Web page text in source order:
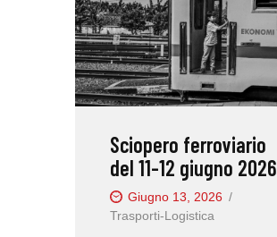
Sciopero ferroviario
del 11-12 giugno 2026
Giugno 13, 2026
Trasporti-Logistica